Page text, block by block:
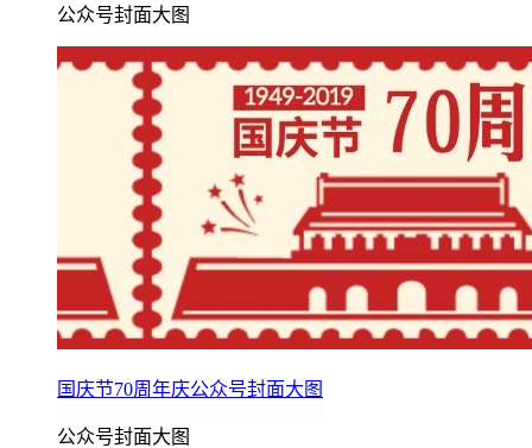
公众号封面大图
国庆节70周年庆公众号封面大图
公众号封面大图